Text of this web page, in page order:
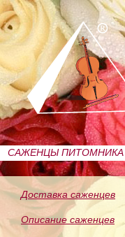
САЖЕНЦЫ ПИТОМНИКА
Доставка саженцев
Описание саженцев